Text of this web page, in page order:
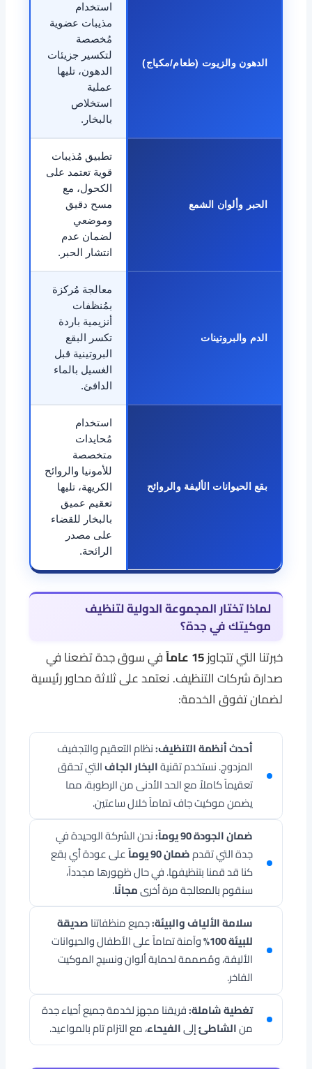
الدهون والزيوت (طعام/مكياج)
استخدام
مذيبات عضوية
مُخصصة
لتكسير جزيئات
الدهون، تليها
عملية
استخلاص
بالبخار.
الحبر وألوان الشمع
تطبيق مُذيبات
قوية تعتمد على
الكحول، مع
مسح دقيق
وموضعي
لضمان عدم
انتشار الحبر.
الدم والبروتينات
معالجة مُركزة
بمُنظفات
أنزيمية باردة
تكسر البقع
البروتينية قبل
الغسيل بالماء
الدافئ.
بقع الحيوانات الأليفة والروائح
استخدام
مُحايدات
متخصصة
للأمونيا والروائح
الكريهة، تليها
تعقيم عميق
بالبخار للقضاء
على مصدر
الرائحة.
لماذا تختارالمجموعة الدوليةلتنظيف
موكيتك في جدة؟
خبرتنا التي تتجاوز15 عاماً
في سوق جدة تضعنا في
صدارة شركات التنظيف. نعتمد على ثلاثة محاور رئيسية
لضمان تفوق الخدمة:
أحدث أنظمة التنظيف:نظام التعقيم والتجفيف
المزدوج. نستخدم تقنيةالبخار الجافالتي تحقق
تعقيماً كاملاً مع الحد الأدنى من الرطوبة، مما
يضمن موكيت جاف تماماً خلال ساعتين.
ضمان الجودة 90 يوماً:
نحن الشركة الوحيدة في
جدة التي تقدمضمان 90 يوماً
على عودة أي بقع
كنا قد قمنا بتنظيفها. في حال ظهورها مجدداً،
سنقوم بالمعالجة مرة أخرىمجانًا.
سلامة الألياف والبيئة:جميع منظفاتناصديقة
للبيئة 100%
وآمنة تماماً على الأطفال والحيوانات
الأليفة، ومُصممة لحماية ألوان ونسيج الموكيت
الفاخر.
تغطية شاملة:فريقنا مجهز لخدمة جميع أحياء جدة
منالشاطئإلىالفيحاء، مع التزام تام بالمواعيد.